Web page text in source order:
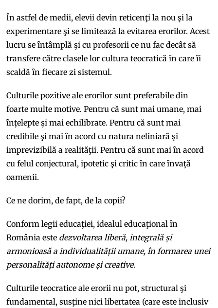
În astfel de medii, elevii devin reticenţi la nou şi la
experimentare şi se limitează la evitarea erorilor. Acest
lucru se ȋntâmplă şi cu profesorii ce nu fac decât să
transfere către clasele lor cultura teocratică ȋn care ȋi
scaldă ȋn fiecare zi sistemul.
Culturile pozitive ale erorilor sunt preferabile din
foarte multe motive. Pentru că sunt mai umane, mai
ȋnţelepte şi mai echilibrate. Pentru că sunt mai
credibile şi mai ȋn acord cu natura neliniară şi
imprevizibilă a realităţii. Pentru că sunt mai ȋn acord
cu felul conjectural, ipotetic şi critic ȋn care ȋnvaţă
oamenii.
Ce ne dorim, de fapt, de la copii?
Conform legii educaţiei, idealul educaţional ȋn
România este dezvoltarea liberă, integrală și
armonioasă a individualității umane, în formarea unei
personalități autonome și creative.
Culturile teocratice ale erorii nu pot, structural şi
fundamental, susţine nici libertatea (care este inclusiv